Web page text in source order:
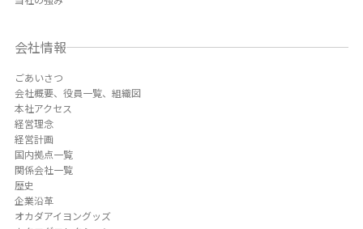
会社情報
ごあいさつ
会社概要、役員一覧、組織図
本社アクセス
経営理念
経営計画
国内拠点一覧
関係会社一覧
歴史
企業沿革
オカダアイヨングッズ